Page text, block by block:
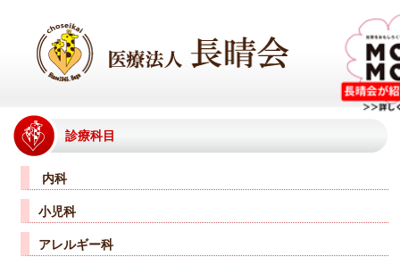
診療科目
内科
小児科
アレルギー科